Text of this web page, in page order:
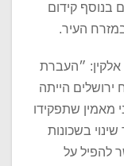
בנוסף קידום
העיר.
אלקין: ״העברת
הייתה
מאמין שתפקידו
בשכונות
להפיל על